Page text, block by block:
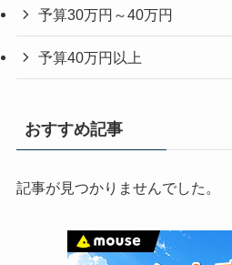
予算30万円～40万円
予算40万円以上
おすすめ記事
記事が見つかりませんでした。